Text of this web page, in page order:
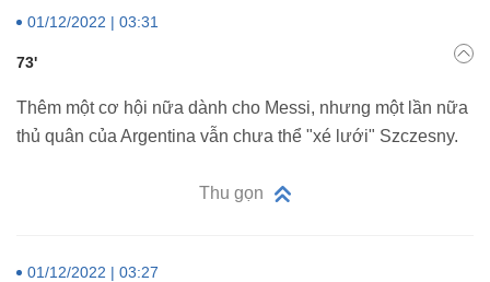
01/12/2022 | 03:31
73'
Thêm một cơ hội nữa dành cho Messi, nhưng một lần nữa
thủ quân của Argentina vẫn chưa thể "xé lưới" Szczesny.
Thu gọn
01/12/2022 | 03:27